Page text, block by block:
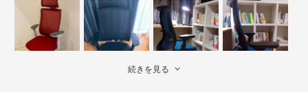
続きを見る